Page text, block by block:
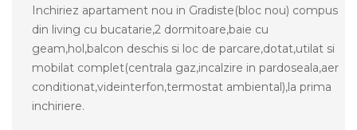
Inchiriez apartament nou in Gradiste(bloc nou) compus
din living cu bucatarie,2 dormitoare,baie cu
geam,hol,balcon deschis si loc de parcare,dotat,utilat si
mobilat complet(centrala gaz,incalzire in pardoseala,aer
conditionat,videinterfon,termostat ambiental),la prima
inchiriere.